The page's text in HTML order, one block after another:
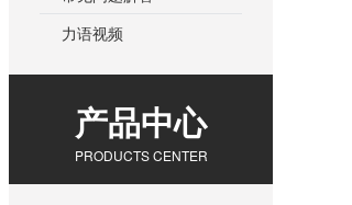
力语视频
产品中心
PRODUCTS CENTER